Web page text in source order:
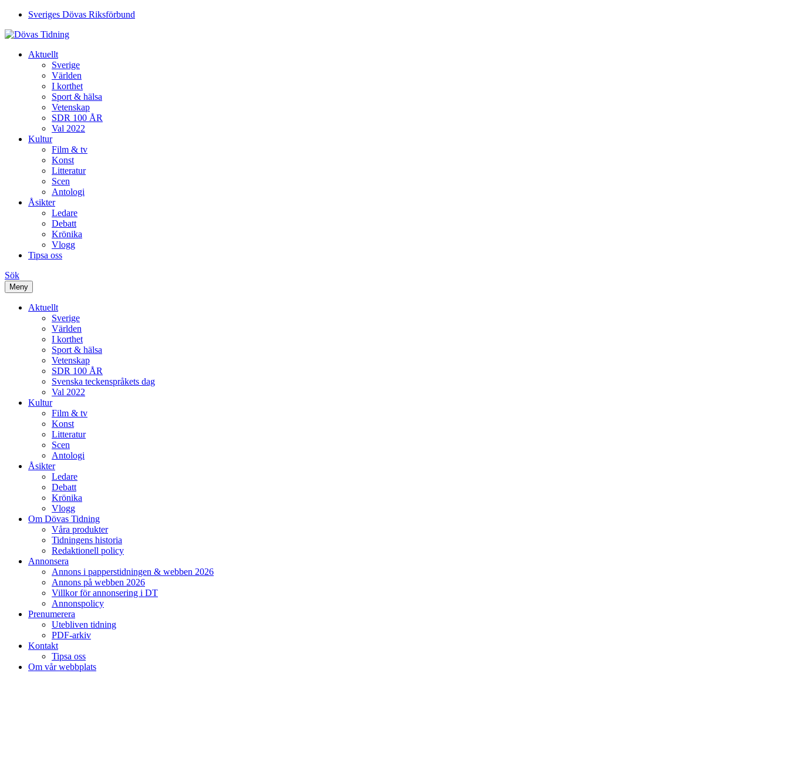
Sveriges Dövas Riksförbund
Aktuellt
Sverige
Världen
I korthet
Sport & hälsa
Vetenskap
SDR 100 ÅR
Val 2022
Kultur
Film & tv
Konst
Litteratur
Scen
Antologi
Åsikter
Ledare
Debatt
Krönika
Vlogg
Tipsa oss
Sök
Meny
Aktuellt
Sverige
Världen
I korthet
Sport & hälsa
Vetenskap
SDR 100 ÅR
Svenska teckenspråkets dag
Val 2022
Kultur
Film & tv
Konst
Litteratur
Scen
Antologi
Åsikter
Ledare
Debatt
Krönika
Vlogg
Om Dövas Tidning
Våra produkter
Tidningens historia
Redaktionell policy
Annonsera
Annons i papperstidningen & webben 2026
Annons på webben 2026
Villkor för annonsering i DT
Annonspolicy
Prenumerera
Utebliven tidning
PDF-arkiv
Kontakt
Tipsa oss
Om vår webbplats